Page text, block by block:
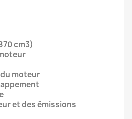
cm3)
moteur
et des émissions